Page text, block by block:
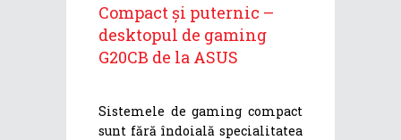
Compact și puternic –
desktopul de gaming
G20CB de la ASUS
Sistemele de gaming compact
sunt fără îndoială specialitatea